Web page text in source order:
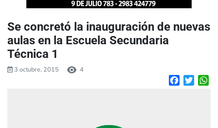
Se concretó la inauguración de nuevas
aulas en la Escuela Secundaria
Técnica 1
3 octubre, 2015 4
Facebook